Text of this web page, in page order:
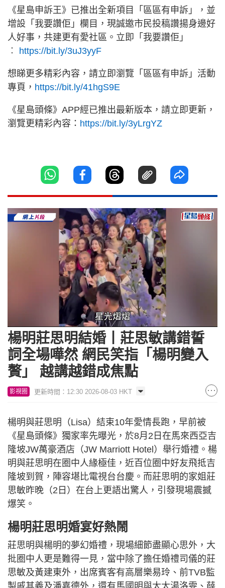
《星島申訴王》已推出全新項目「區區有申訴」，並
增設「我要讚佢」欄目，現誠邀市民投稿讚揚身邊好
人好事，共建更有愛社區。立即「我要讚佢」
︰ https://bit.ly/3uJ3yyF
想睇更多精彩內容，請立即瀏覽「區區有申訴」活動
專頁， https://bit.ly/41hgS9E
《星島頭條》APP經已推出最新版本，請立即更新，
瀏覽更精彩內容： https://bit.ly/3yLrgYZ
Loaded:
62.60%
楊明莊思明結婚丨莊思敏講錯誓
詞全場嘩然 網民笑指「楊明變入
贅」 越講越錯成焦點
影視圈 更新時間：12:30 2026-08-03 HKT
楊明與莊思明（Lisa）結束10年愛情長跑，早前被
《星島頭條》獨家率先曝光，於8月2日在馬來西亞吉
隆坡JW萬豪酒店（JW Marriott Hotel）舉行婚禮。楊
明與莊思明在圈中人緣極佳，近百位圈中好友飛抵吉
隆坡到賀，陣容堪比電視台台慶。而莊思明的家姐莊
思敏昨晚（2日）在台上更語出驚人，引發現場震撼
爆笑。
楊明莊思明婚宴好熱鬧
莊思明與楊明的夢幻婚禮，現場細節盡顯心思外，大
批圈中人更是難得一見，當中除了擔任婚禮司儀的莊
思敏及黃建東外，出席賓客有高層樂易玲、前TVB監
製戚其義及潘嘉德外，還有馬國明與太太湯洛雯、薛